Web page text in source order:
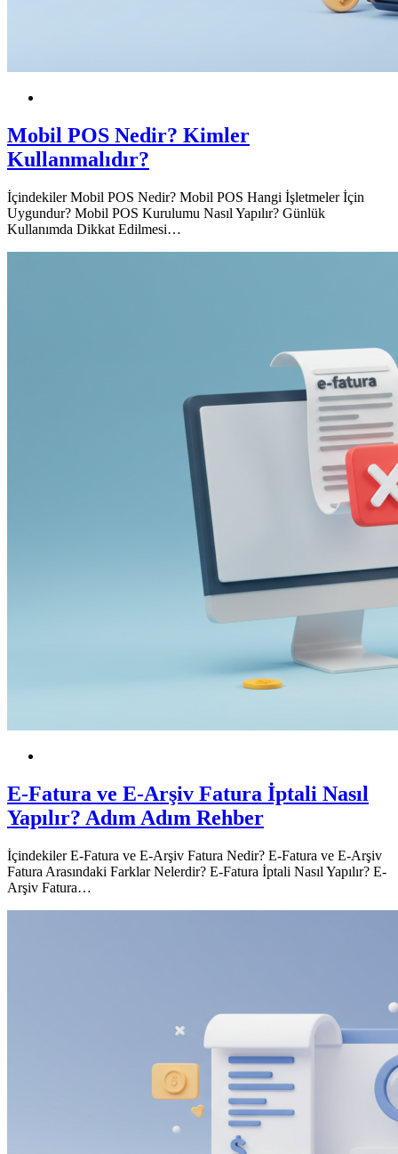
Mobil POS Nedir? Kimler
Kullanmalıdır?
İçindekiler Mobil POS Nedir? Mobil POS Hangi İşletmeler İçin
Uygundur? Mobil POS Kurulumu Nasıl Yapılır? Günlük
Kullanımda Dikkat Edilmesi…
E-Fatura ve E-Arşiv Fatura İptali Nasıl
Yapılır? Adım Adım Rehber
İçindekiler E-Fatura ve E-Arşiv Fatura Nedir? E-Fatura ve E-Arşiv
Fatura Arasındaki Farklar Nelerdir? E-Fatura İptali Nasıl Yapılır? E-
Arşiv Fatura…